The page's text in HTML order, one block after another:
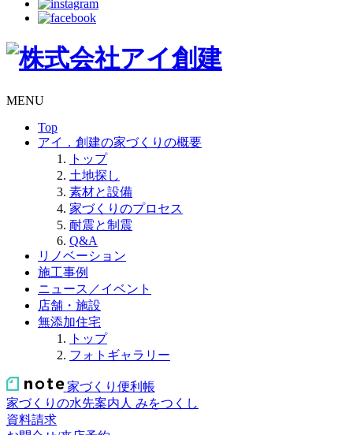
MENU
Top
アイ．創建の家づくりの概要
トップ
土地探し
素材と設備
家づくりのプロセス
耐震と制震
Q&A
リノベーション
施工事例
ニュース／イベント
店舗・施設
無添加住宅
トップ
フォトギャラリー
家づくり便利帳
家づくりの水先案内人 みをつくし
資料請求